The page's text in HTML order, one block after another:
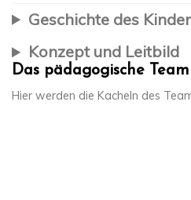
Geschichte des
Konzept und Leitbild
Das pädagogische
Hier werden die Kacheln des